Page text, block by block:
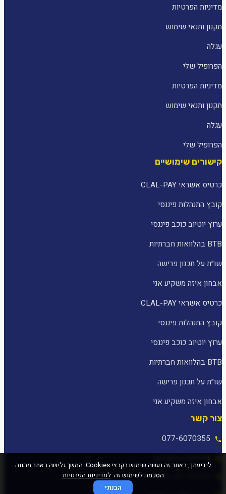
מדיניות הפרטיות
תקנון ותנאי שימוש
עגלה
הפרופיל שלי
מדיניות הפרטיות
תקנון ותנאי שימוש
עגלה
הפרופיל שלי
קישורים שימושיים
כרטיס אשראי CLAL-PAY
קובץ התנהלות פיננסי
ערוץ יוטיוב כוכב פיננסי
BTB בהלוואות חברתיות
שו״ת על תכנון פרישה
אבחון איזה משקיע אני
כרטיס אשראי CLAL-PAY
קובץ התנהלות פיננסי
ערוץ יוטיוב כוכב פיננסי
BTB בהלוואות חברתיות
שו״ת על תכנון פרישה
אבחון איזה משקיע אני
צור קשר
077-6070355
לידיעתך, באתר זה נעשה שימוש בקבצי Cookies. המשך גלישה באתר מהווה
הסכמה לשימוש זה.למדיניות הפרטיות
הבנתי